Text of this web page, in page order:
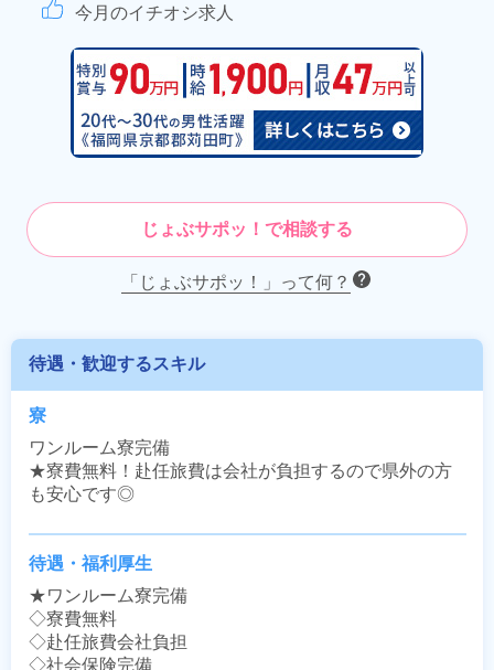
今月のイチオシ求人
じょぶサポッ！で相談する
「じょぶサポッ！」って何？
待遇・歓迎するスキル
寮
ワンルーム寮完備
★寮費無料！赴任旅費は会社が負担するので県外の方
も安心です◎
待遇・福利厚生
★ワンルーム寮完備
◇寮費無料
◇赴任旅費会社負担
◇社会保険完備